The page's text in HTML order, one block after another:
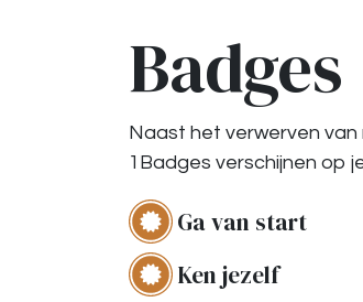
Badges
Naast het verwerven
1Badges verschijnen op
Ga van start
Ken jezelf